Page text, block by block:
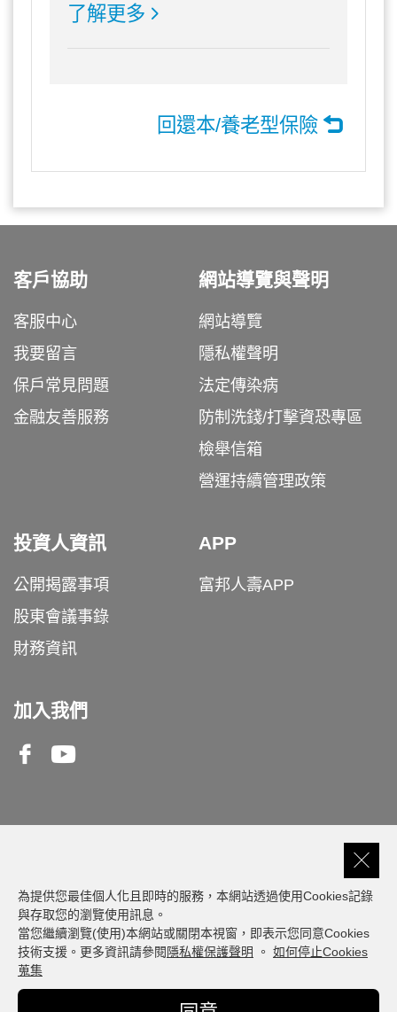
了解更多
回還本/養老型保險
客戶協助
客服中心
我要留言
保戶常見問題
金融友善服務
網站導覽與聲明
網站導覽
隱私權聲明
法定傳染病
防制洗錢/打擊資恐專區
檢舉信箱
營運持續管理政策
投資人資訊
公開揭露事項
股東會議事錄
財務資訊
APP
富邦人壽APP
加入我們
客服專線0809-000-550
建議瀏覽器版本: 最新版本 Chrome、Firefox、
Safari、Edge
為提供您最佳個人化且即時的服務，本網站透過使用Cookies記錄
與存取您的瀏覽使用訊息。
當您繼續瀏覽(使用)本網站或關閉本視窗，即表示您同意Cookies
技術支援。更多資訊請參閱 隱私權保護聲明 。 如何停止Cookies
蒐集